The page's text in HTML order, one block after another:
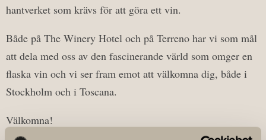
hantverket som krävs för att göra ett vin.
Både på The Winery Hotel och på Terreno har vi som mål
att dela med oss av den fascinerande värld som omger en
flaska vin och vi ser fram emot att välkomna dig, både i
Stockholm och i Toscana.
Välkomna!